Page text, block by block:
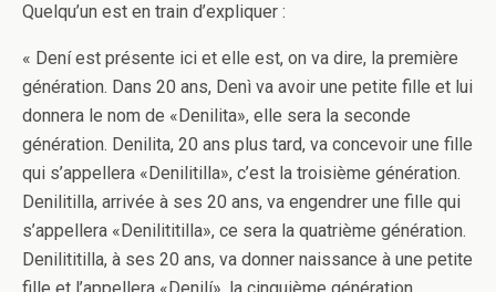
Quelqu’un est en train d’expliquer :
« Dení est présente ici et elle est, on va dire, la première
génération. Dans 20 ans, Denì va avoir une petite fille et lui
donnera le nom de «Denilita», elle sera la seconde
génération. Denilita, 20 ans plus tard, va concevoir une fille
qui s’appellera «Denilitilla», c’est la troisième génération.
Denilitilla, arrivée à ses 20 ans, va engendrer une fille qui
s’appellera «Denilititilla», ce sera la quatrième génération.
Denilititilla, à ses 20 ans, va donner naissance à une petite